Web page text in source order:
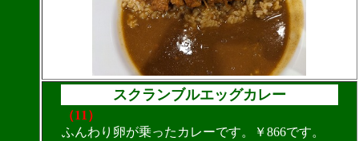
スクランブルエッグカレー
（11）
ふんわり卵が乗ったカレーです。￥866です。